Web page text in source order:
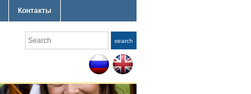
Контакты
Search search